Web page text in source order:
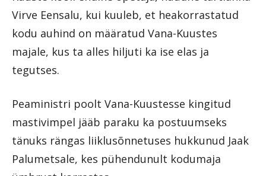
Virve Eensalu, kui kuuleb, et heakorrastatud
kodu auhind on määratud Vana-Kuustes
majale, kus ta alles hiljuti ka ise elas ja
tegutses.
Peaministri poolt Vana-Kuustesse kingitud
mastivimpel jääb paraku ka postuumseks
tänuks rängas liiklusõnnetuses hukkunud Jaak
Palumetsale, kes pühendunult kodumaja